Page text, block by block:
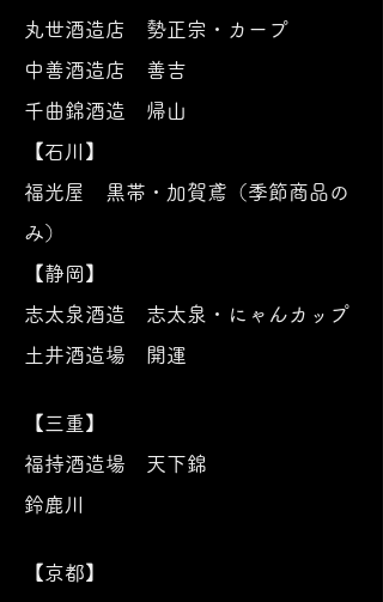
丸世酒造店 勢正宗・カープ
中善酒造店 善吉
千曲錦酒造 帰山
【石川】
福光屋 黒帯・加賀鳶（季節商品の
み）
【静岡】
志太泉酒造 志太泉・にゃんカップ
土井酒造場 開運
【三重】
福持酒造場 天下錦
鈴鹿川
【京都】